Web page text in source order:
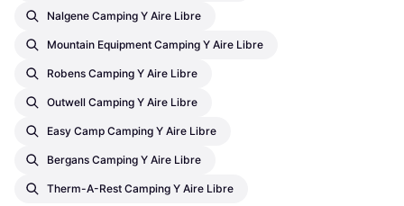
Nalgene Camping Y Aire Libre
Mountain Equipment Camping Y Aire Libre
Robens Camping Y Aire Libre
Outwell Camping Y Aire Libre
Easy Camp Camping Y Aire Libre
Bergans Camping Y Aire Libre
Therm-A-Rest Camping Y Aire Libre